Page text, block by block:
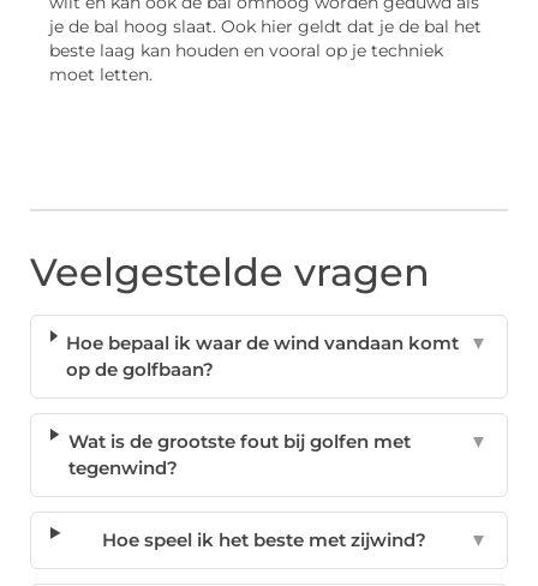
je de bal hoog slaat. Ook hier geldt dat je de bal het
beste laag kan houden en vooral op je techniek
moet letten.
Veelgestelde vragen
Hoe bepaal ik waar de wind vandaan komt
op de golfbaan?
▼
Wat is de grootste fout bij golfen met
tegenwind?
▼
Hoe speel ik het beste met zijwind? ▼